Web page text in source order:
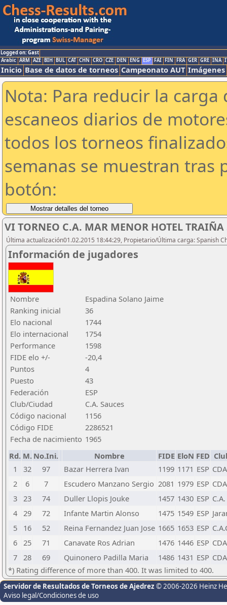
Logged on: Gast
Arabic ARM AZE BIH BUL CAT CHN CRO CZE DEN ENG ESP FAI FIN FRA GER GRE INA
Inicio Base de datos de torneos Campeonato AUT Imágenes
Nota: Para reducir la
escaneos diarios de
todos los torneos
semanas se muestran tras
botón:
VI TORNEO C.A. MAR MENOR HOTEL
Última actualización01.02.2015 18:44:29, Propietario/Última carga: Spanish
Información de jugadores
Nombre
Espadina Solano Jaime
Ranking inicial
36
Elo nacional
1744
Elo internacional
1754
Performance
1598
FIDE elo +/-
-20,4
Puntos
4
Puesto
43
Federación
ESP
Club/Ciudad
C.A. Sauces
Código nacional
1156
Código FIDE
2286521
Fecha de nacimiento 1965
Rd. M. No.Ini. Nombre FIDE EloN FED
1
32 97 Bazar Herrera Ivan 1199 1171 ESP
2
6 7 Escudero Manzano Sergio 2081 1979 ESP
3 23 74 Duller Llopis Jouke 1457 1430 ESP
4 29 72 Infante Martin Alonso 1475 1549 ESP
5
16 52 Reina Fernandez Juan Jose 1665 1653 ESP
6 25 71 Canavate Ros Adrian 1476 1446 ESP
7 28 69 Quinonero Padilla Maria 1486 1431 ESP
*) Rating difference of more than 400. It was limited to 400.
Servidor de Resultados de Torneos de Ajedrez © 2006-2026 Heinz
Aviso legal/Condiciones de uso